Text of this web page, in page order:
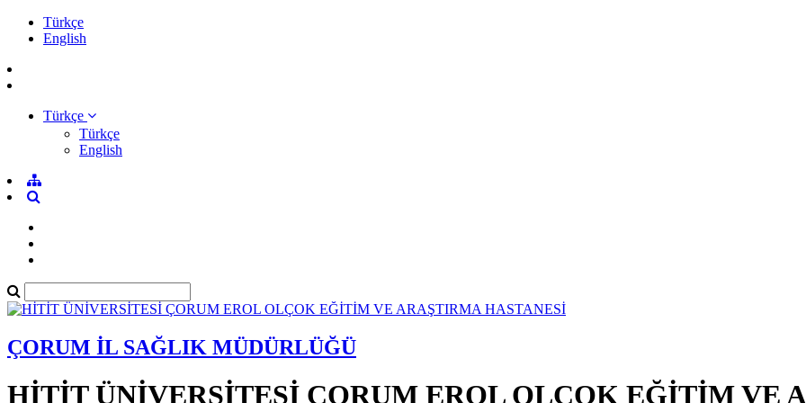
Türkçe
English
Türkçe
Türkçe
English
ÇORUM İL SAĞLIK MÜDÜRLÜĞÜ
HİTİT ÜNİVERSİTESİ ÇORUM EROL OLÇOK EĞİTİM VE